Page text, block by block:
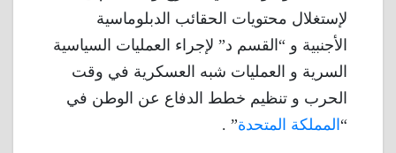
لإستغلال محتويات الحقائب الدبلوماسية
الأجنبية و “القسم د” لإجراء العمليات السياسية
السرية و العمليات شبه العسكرية في وقت
الحرب و تنظيم خطط الدفاع عن الوطن في
“ المملكة المتحدة” .